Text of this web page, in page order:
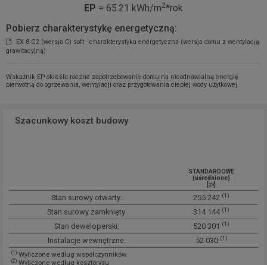
EP = 65.21 kWh/m2*rok
Pobierz charakterystykę energetyczną:
EX 8 G2 (wersja C) soft - charakterystyka energetyczna (wersja domu z wentylacją
grawitacyjną)
Wskaźnik EP określa roczne zapotrzebowanie domu na nieodnawialną energię
pierwotną do ogrzewania, wentylacji oraz przygotowania ciepłej wody użytkowej.
Szacunkowy koszt budowy
STANDARDOWE
(uśrednione)
[zł]
Stan surowy otwarty: 255 242 (1)
Stan surowy zamknięty: 314 144 (1)
Stan deweloperski: 520 301 (1)
Instalacje wewnętrzne: 52 030 (1)
(1) Wyliczone według współczynników
(2) Wyliczone według kosztorysu